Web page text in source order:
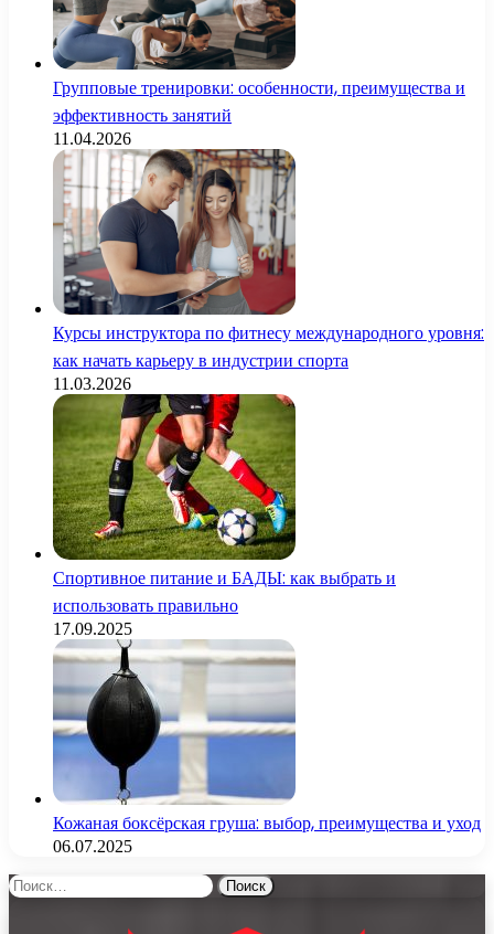
Групповые тренировки: особенности, преимущества и
эффективность занятий
11.04.2026
Курсы инструктора по фитнесу международного уровня:
как начать карьеру в индустрии спорта
11.03.2026
Спортивное питание и БАДЫ: как выбрать и
использовать правильно
17.09.2025
Кожаная боксёрская груша: выбор, преимущества и уход
06.07.2025
Найти: